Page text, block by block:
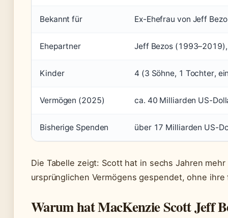
Bekannt für Ex-Ehefrau von Jeff
Ehepartner Jeff Bezos
Kinder 4 (3 Söhne, 1 Tochter,
Vermögen (2025) ca. 40 Milliarden US-
Bisherige Spenden über 17 Milliarden US-
Die Tabelle zeigt: Scott hat in sechs Jahren
ursprünglichen Vermögens gespendet, ohne
Warum hat MacKenzie Scott Jeff